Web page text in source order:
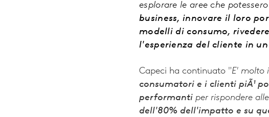
esplorare le aree che
business, innovare il loro
modelli di consumo,
l'esperienza del cliente in
Capeci ha continuato "E' molto
consumatori e i clienti piÃ¹
performanti per rispondere
dell'80% dell'impatto e su